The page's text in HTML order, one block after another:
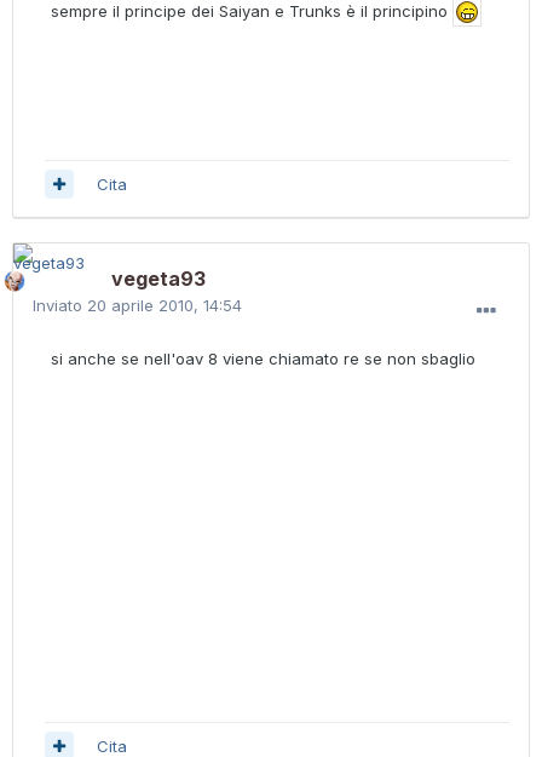
sempre il principe dei Saiyan e Trunks è il principino
Cita
vegeta93
Inviato 20 aprile 2010, 14:54
si anche se nell'oav 8 viene chiamato re se non sbaglio
Cita